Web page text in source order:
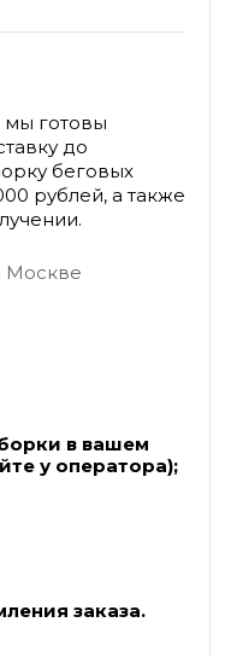
мы готовы
до
беговых
рублей, а также
Москве
в вашем
у оператора);
заказа.